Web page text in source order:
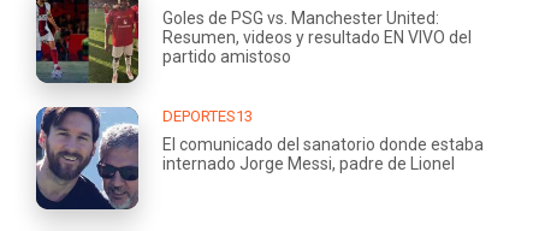
Goles de PSG vs. Manchester United:
Resumen, videos y resultado EN VIVO del
partido amistoso
DEPORTES13
El comunicado del sanatorio donde estaba
internado Jorge Messi, padre de Lionel